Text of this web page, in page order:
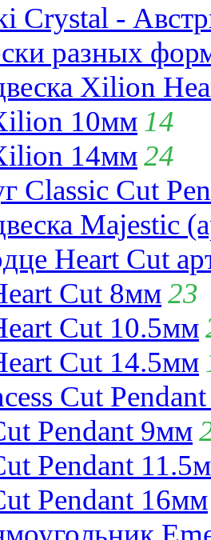
Crystal -
разных
Xilion
10мм 14
14мм24
Classic Cut
Majestic
Heart Cut
Cut 8мм23
Cut 10.5мм
Cut 14.5мм
Cut
Pendant 9мм
Pendant
Pendant 16мм